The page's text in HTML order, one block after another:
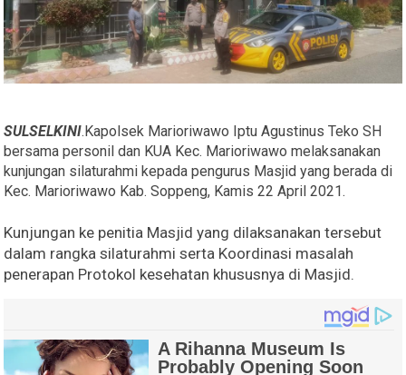
SULSELKINI.Kapolsek Marioriwawo Iptu Agustinus Teko SH
bersama personil dan KUA Kec. Marioriwawo melaksanakan
kunjungan silaturahmi kepada pengurus Masjid yang berada di
Kec. Marioriwawo Kab. Soppeng, Kamis 22 April 2021.
Kunjungan ke penitia Masjid yang dilaksanakan tersebut
dalam rangka silaturahmi serta Koordinasi masalah
penerapan Protokol kesehatan khususnya di Masjid.